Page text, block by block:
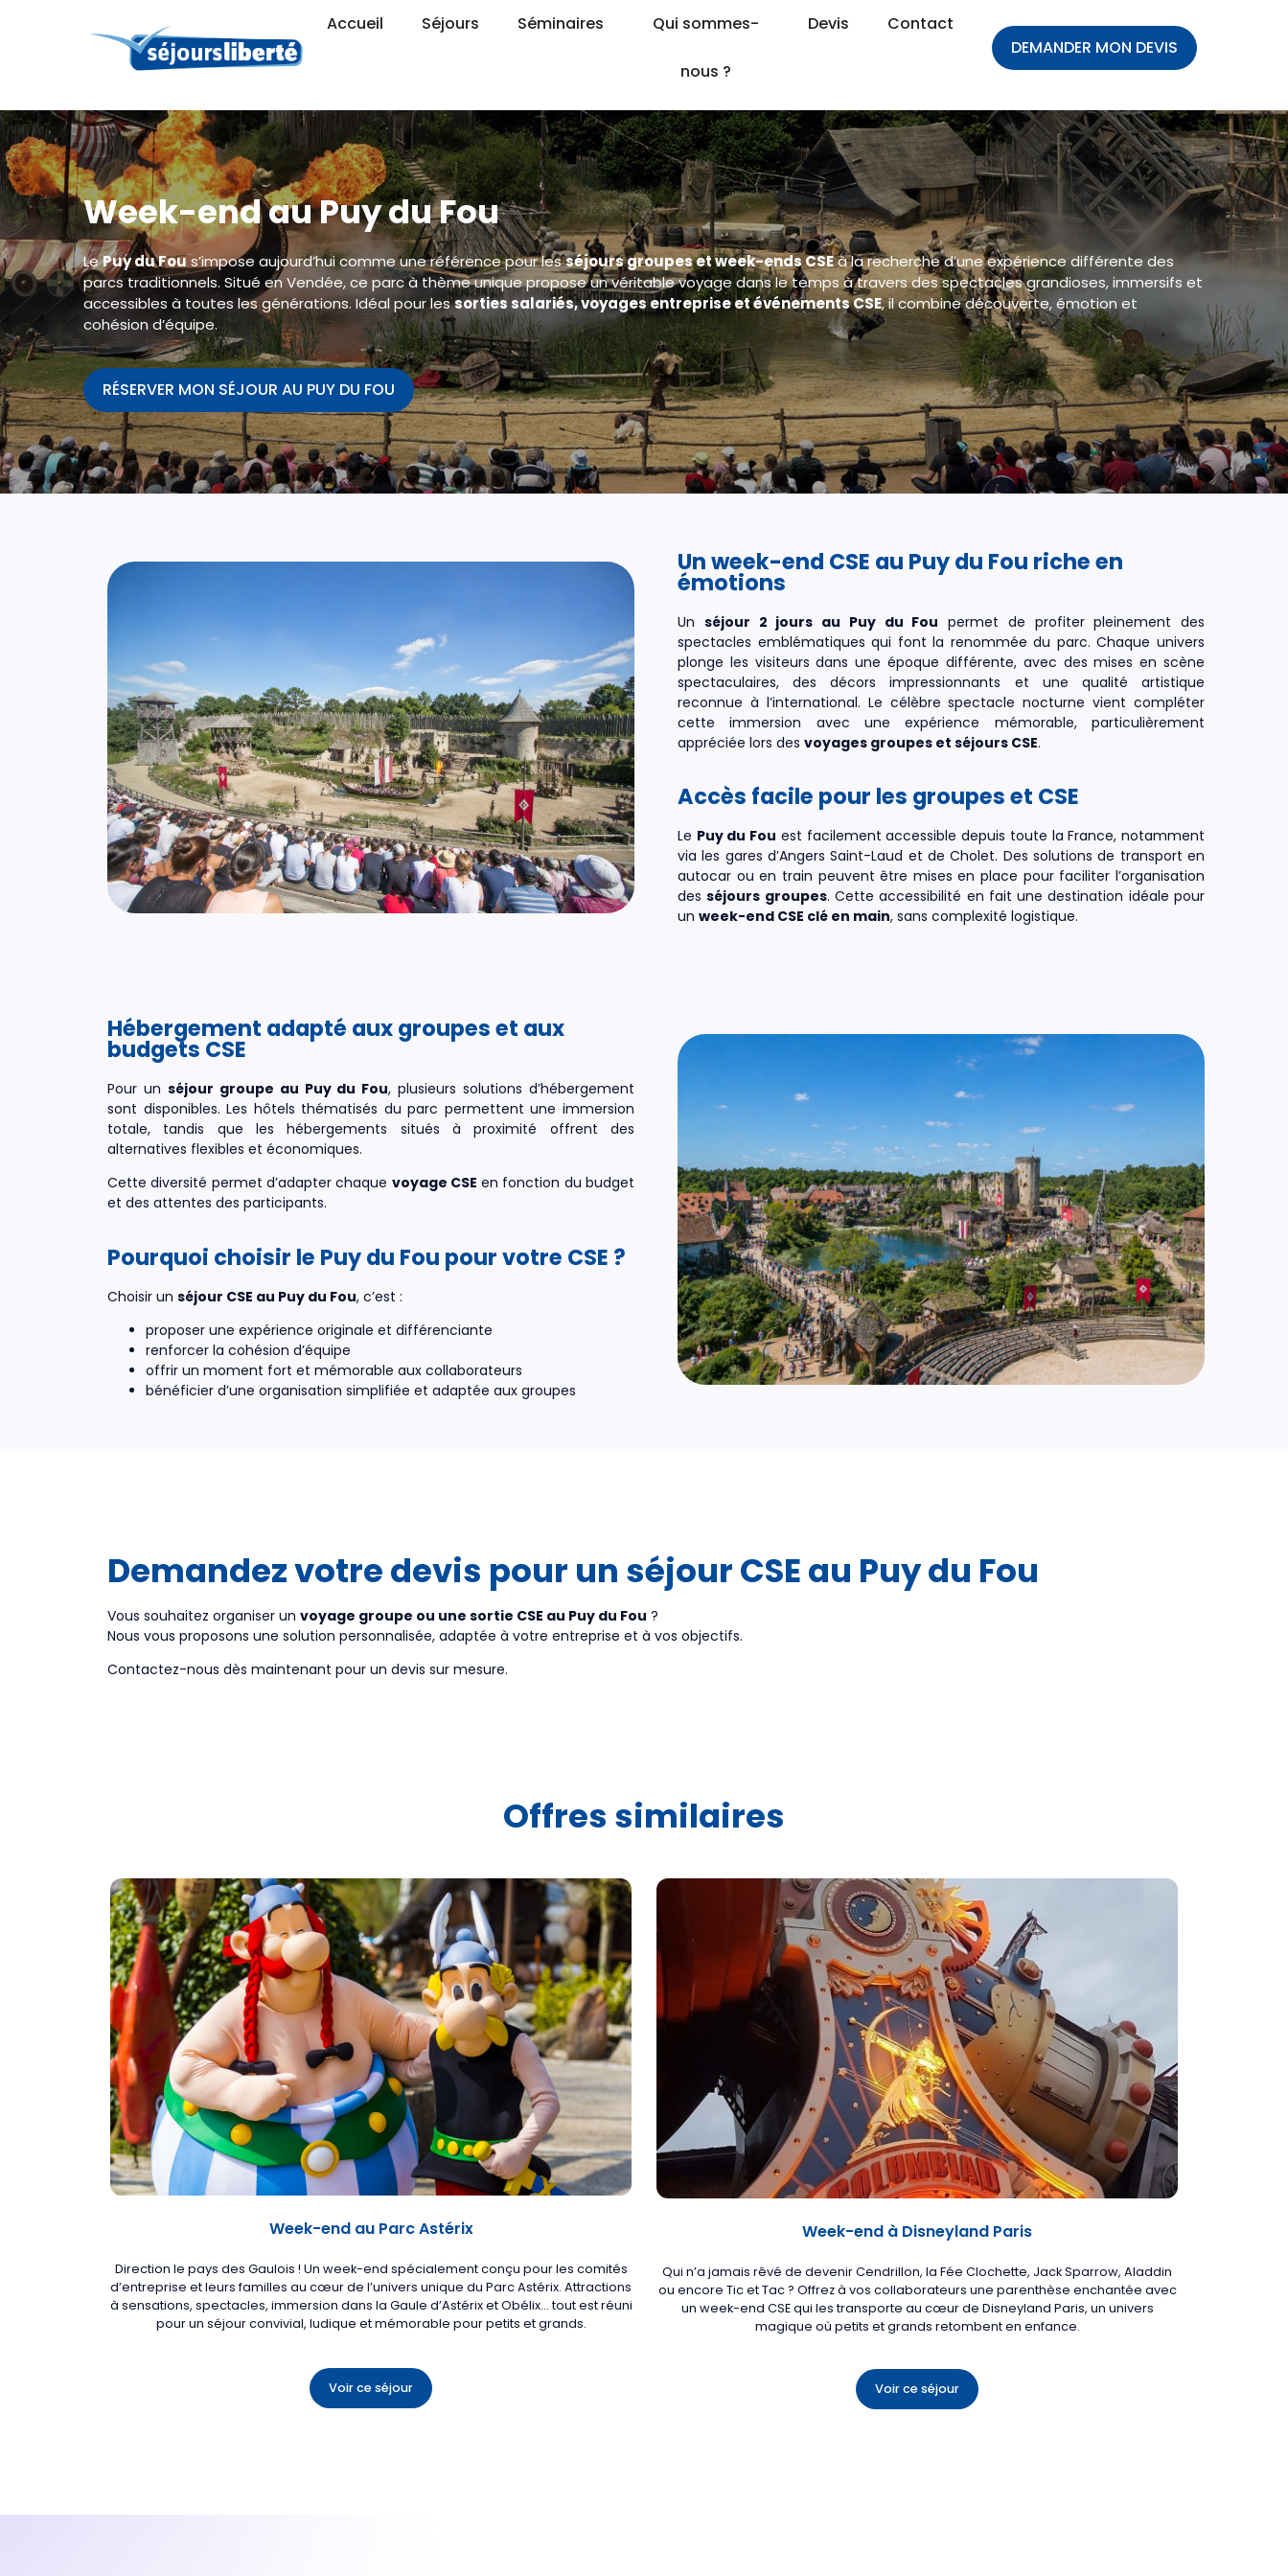
Accueil Séjours Séminaires Qui sommes-
nous ?
Devis
Contact
DEMANDER MON DEVIS
Week-end au Puy du Fou
LePuy du Fous’impose aujourd’hui comme une référence pour lesséjours groupes et week-ends CSEà la recherche d’une expérience différente des
parcs traditionnels. Situé en Vendée, ce parc à thème unique propose un véritable voyage dans le temps à travers des spectacles grandioses, immersifs et
accessibles à toutes les générations. Idéal pour lessorties salariés, voyages entreprise et événements CSE, il combine découverte, émotion et
cohésion d’équipe.
RÉSERVER MON SÉJOUR AU PUY DU FOU
Un week-end CSE au Puy du Fou riche en
émotions
Un séjour 2 jours au Puy du Fou permet de profiter pleinement des
spectacles emblématiques qui font la renommée du parc. Chaque univers
plonge les visiteurs dans une époque différente, avec des mises en scène
spectaculaires, des décors impressionnants et une qualité artistique
reconnue à l’international. Le célèbre spectacle nocturne vient compléter
cette immersion avec une expérience mémorable, particulièrement
appréciée lors des voyages groupes et séjours CSE.
Accès facile pour les groupes et CSE
Le Puy du Fou est facilement accessible depuis toute la France, notamment
via les gares d’Angers Saint-Laud et deCholet. Des solutions de transport en
autocar ou en train peuvent être mises en place pour faciliter l’organisation
desséjours groupes. Cette accessibilité en fait une destination idéale pour
un week-end CSE clé en main, sans complexité logistique.
Hébergement adapté aux groupes et aux
budgets CSE
Pour un séjour groupe au Puy du Fou, plusieurs solutions d’hébergement
sont disponibles. Les hôtels thématisés du parc permettent une immersion
totale, tandis que les hébergements situés à proximité offrent des
alternatives flexibles et économiques.
Cette diversité permet d’adapter chaque voyage CSE en fonction du budget
et des attentes des participants.
Pourquoi choisir le Puy du Fou pour votre CSE ?
Choisir un séjour CSE au Puy du Fou, c’est :
proposer une expérience originale et différenciante
renforcer la cohésion d’équipe
offrir un moment fort et mémorable aux collaborateurs
bénéficier d’une organisation simplifiée et adaptée aux groupes
Demandez votre devis pour un séjour CSE au Puy du Fou
Vous souhaitez organiser un voyage groupe ou une sortie CSE au Puy du Fou ?
Nous vous proposons une solution personnalisée, adaptée à votre entreprise et à vos objectifs.
Contactez-nous dès maintenant pour un devis sur mesure.
Offres similaires
Week-end au Parc Astérix
Direction le pays des Gaulois ! Un week-end spécialement conçu pour les comités
d’entreprise et leurs familles au cœur de l’univers unique du Parc Astérix. Attractions
à sensations, spectacles, immersion dans la Gaule d’Astérix et Obélix… tout est réuni
pour un séjour convivial, ludique et mémorable pour petits et grands.
Voir ce séjour
Week-end à Disneyland Paris
Qui n’a jamais rêvé de devenir Cendrillon, la Fée Clochette, Jack Sparrow, Aladdin
ou encore Tic et Tac ? Offrez à vos collaborateurs une parenthèse enchantée avec
un week-end CSE qui les transporte au cœur de Disneyland Paris, un univers
magique où petits et grands retombent en enfance.
Voir ce séjour